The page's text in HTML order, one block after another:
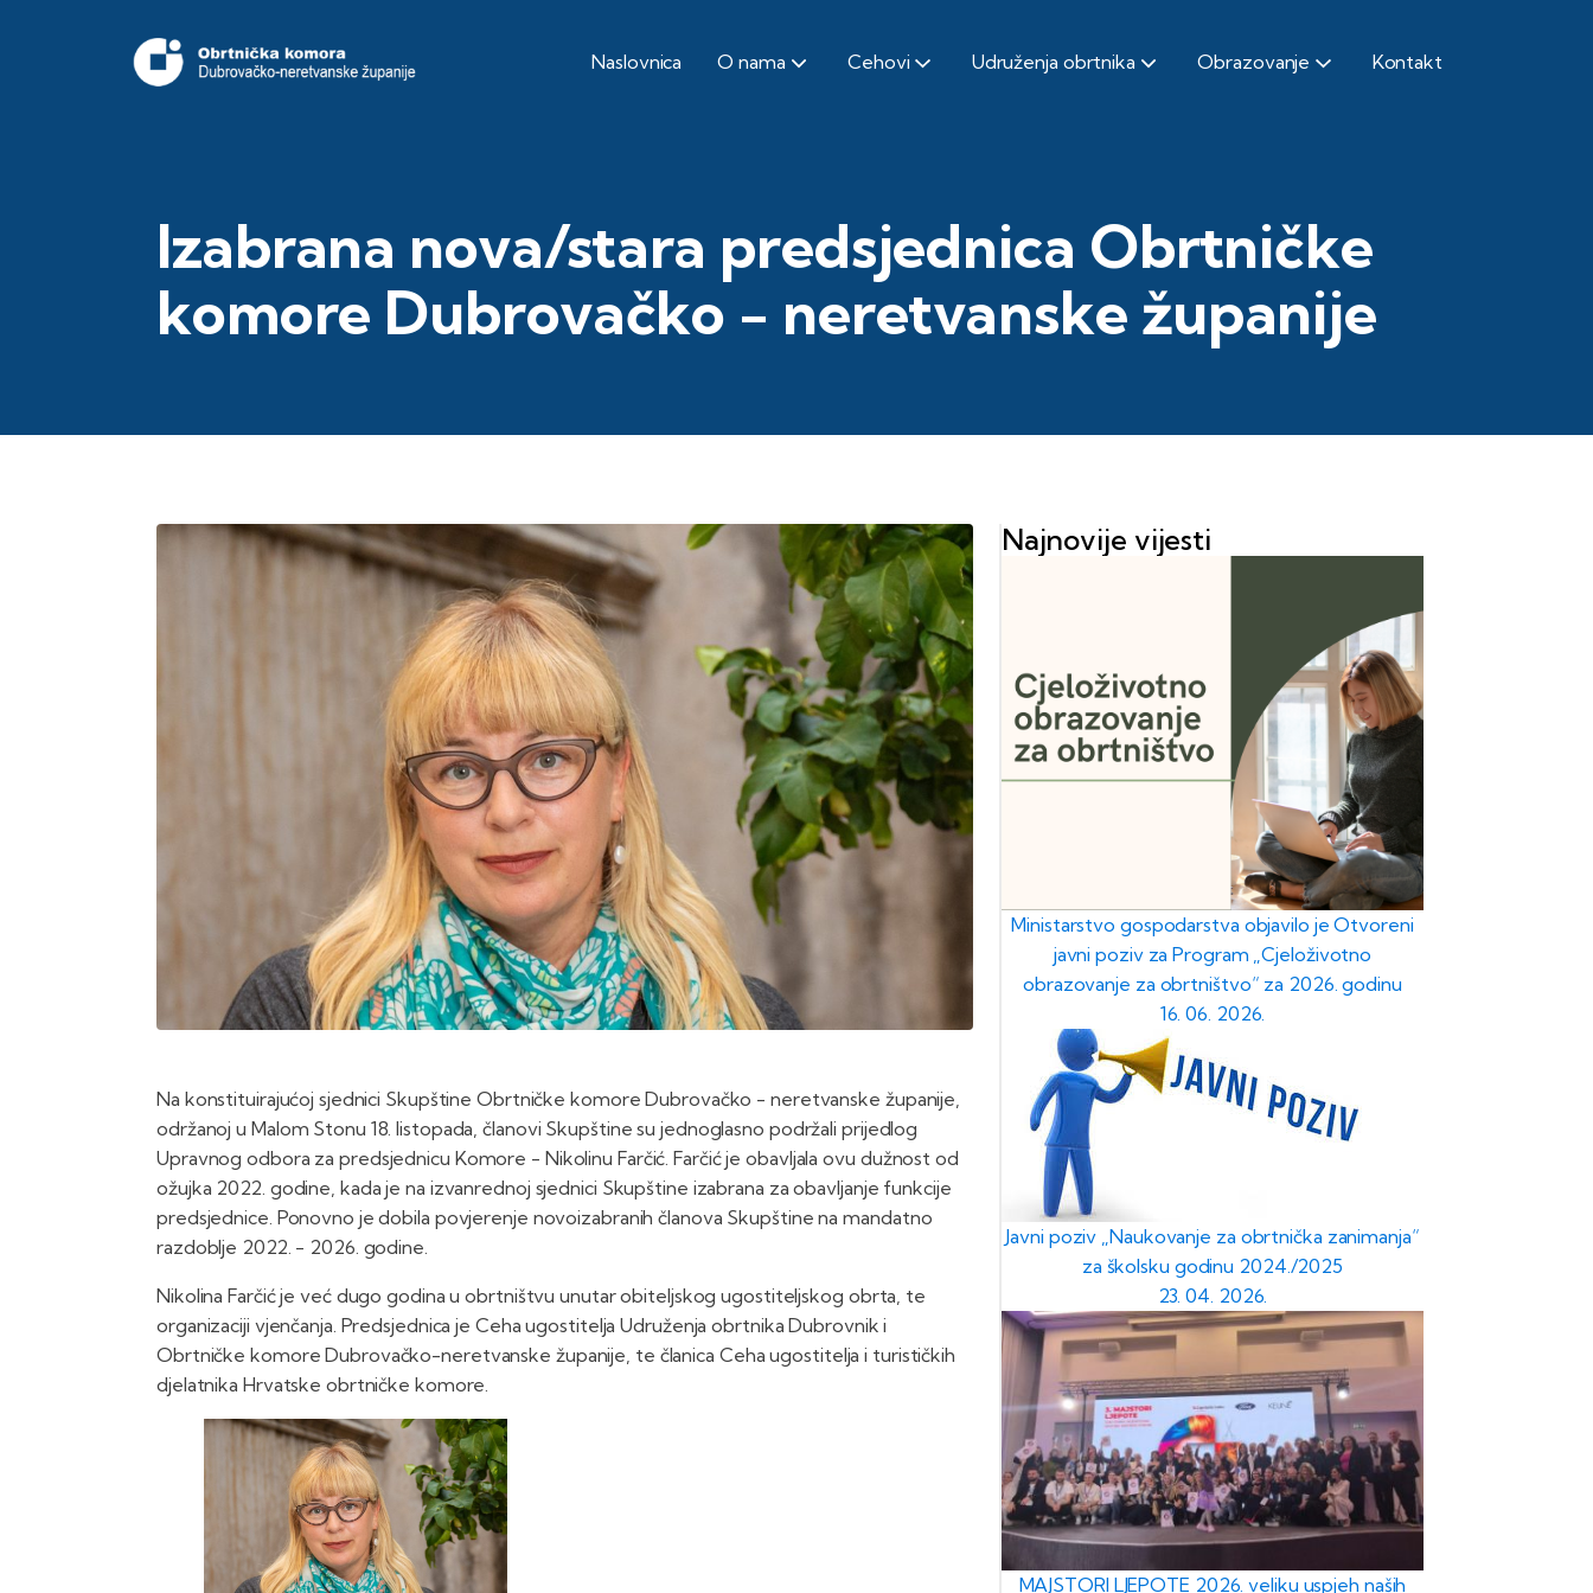
Naslovnica O nama Cehovi Udruženja obrtnika Obrazovanje Kontakt
Izabrana nova/stara predsjednica Obrtničke
komore Dubrovačko - neretvanske županije
Na konstituirajućoj sjednici Skupštine Obrtničke komore Dubrovačko - neretvanske županije,
održanoj u Malom Stonu 18. listopada, članovi Skupštine su jednoglasno podržali prijedlog
Upravnog odbora za predsjednicu Komore - Nikolinu Farčić. Farčić je obavljala ovu dužnost od
ožujka 2022. godine, kada je na izvanrednoj sjednici Skupštine izabrana za obavljanje funkcije
predsjednice. Ponovno je dobila povjerenje novoizabranih članova Skupštine na mandatno
razdoblje 2022. - 2026. godine.
Nikolina Farčić je već dugo godina u obrtništvu unutar obiteljskog ugostiteljskog obrta, te
organizaciji vjenčanja. Predsjednica je Ceha ugostitelja Udruženja obrtnika Dubrovnik i
Obrtničke komore Dubrovačko-neretvanske županije, te članica Ceha ugostitelja i turističkih
djelatnika Hrvatske obrtničke komore.
Najnovije vijesti
Ministarstvo gospodarstva objavilo je Otvoreni
javni poziv za Program „Cjeloživotno
obrazovanje za obrtništvo“ za 2026. godinu
16. 06. 2026.
Javni poziv „Naukovanje za obrtnička zanimanja“
za školsku godinu 2024./2025
23. 04. 2026.
MAJSTORI LJEPOTE 2026. veliku uspjeh naših